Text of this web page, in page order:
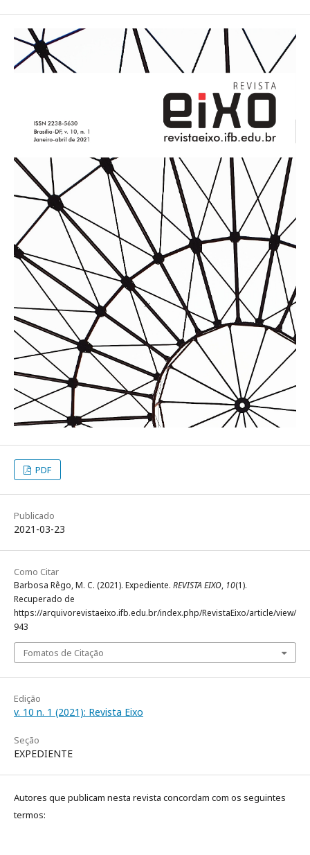
PDF
Publicado
2021-03-23
Como Citar
Barbosa Rêgo, M. C. (2021). Expediente. REVISTA EIXO, 10(1).
Recuperado de
https://arquivorevistaeixo.ifb.edu.br/index.php/RevistaEixo/article/view/
943
Fomatos de Citação
Edição
v. 10 n. 1 (2021): Revista Eixo
Seção
EXPEDIENTE
Autores que publicam nesta revista concordam com os seguintes
termos: